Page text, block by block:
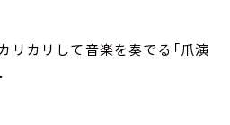
リカリして音楽を奏でる「爪演